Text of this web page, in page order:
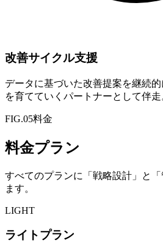
改善サイクル支援
データに基づいた改善提案を継続
を育てていくパートナーとして伴走
FIG.05料金
料金プラン
すべてのプランに「戦略設計」と
ます。
LIGHT
ライトプラン